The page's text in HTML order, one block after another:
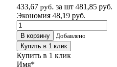
433,67 руб. за шт 481,85 руб.
Экономия 48,19 руб.
В корзину
Добавлено
Купить в 1 клик
Купить в 1 клик
Имя*